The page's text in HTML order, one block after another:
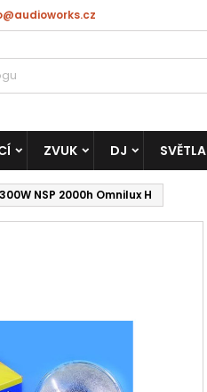
ZVUK DJ SVĚTLA
NSP 2000h Omnilux H